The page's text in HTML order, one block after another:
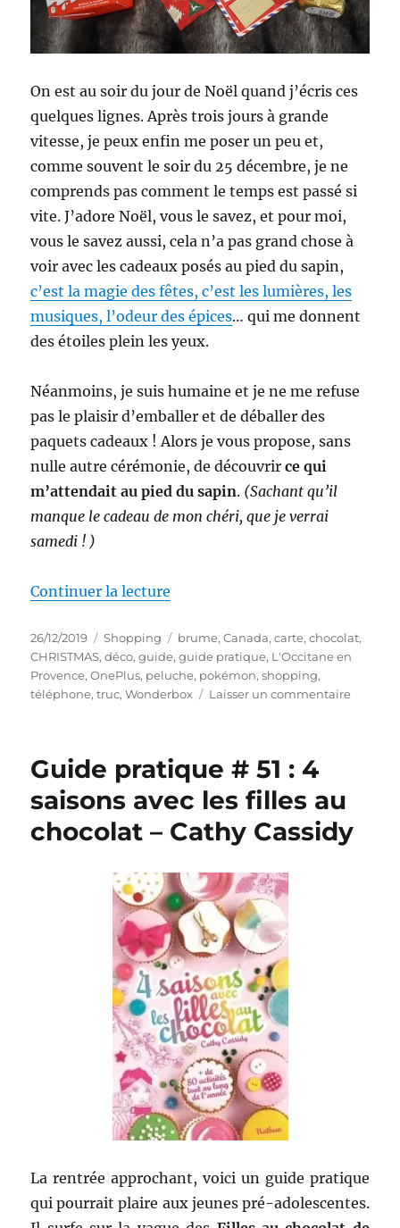
On est au soir du jour de Noël quand j’écris ces
quelques lignes. Après trois jours à grande
vitesse, je peux enfin me poser un peu et,
comme souvent le soir du 25 décembre, je ne
comprends pas comment le temps est passé si
vite. J’adore Noël, vous le savez, et pour moi,
vous le savez aussi, cela n’a pas grand chose à
voir avec les cadeaux posés au pied du sapin,
c’est la magie des fêtes, c’est les lumières, les
musiques, l’odeur des épices… qui me donnent
des étoiles plein les yeux.
Néanmoins, je suis humaine et je ne me refuse
pas le plaisir d’emballer et de déballer des
paquets cadeaux ! Alors je vous propose, sans
nulle autre cérémonie, de découvrir ce qui
m’attendait au pied du sapin. (Sachant qu’il
manque le cadeau de mon chéri, que je verrai
samedi ! )
Continuer la lecture
Publié
le
26/12/2019 Catégories
Shopping Étiquettes
brume,Canada,carte,chocolat,
CHRISTMAS,déco,guide,guide pratique, L'Occitane en
Provence,OnePlus, peluche, pokémon,shopping,
téléphone,truc,Wonderbox Laisser un commentairesur
de
Guide pratique # 51 : 4
saisons avec les filles au
chocolat – Cathy Cassidy
La rentrée approchant, voici un guide pratique
qui pourrait plaire aux jeunes pré-adolescentes.